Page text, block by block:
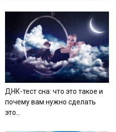
ДНК-тест сна: что это такое и
почему вам нужно сделать
это...